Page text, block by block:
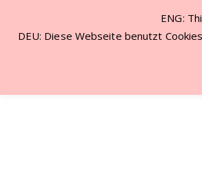
NEW VISITOR?ENG:
DEU: Diese Webseite benutzt